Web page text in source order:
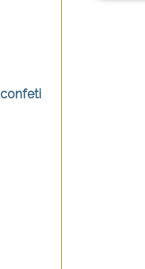
confeti